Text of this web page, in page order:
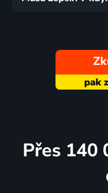
Přes 140